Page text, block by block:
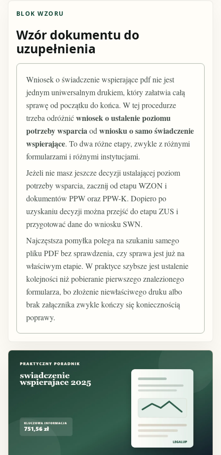
BLOK WZORU
Wzór dokumentu do
uzupełnienia
Wniosek o świadczenie wspierające pdf nie jest
jednym uniwersalnym drukiem, który załatwia całą
sprawę od początku do końca. W tej procedurze
trzeba odróżnićwniosek o ustalenie poziomu
potrzeby wsparciaodwniosku o samo świadczenie
wspierające. To dwa różne etapy, zwykle z różnymi
formularzami i różnymi instytucjami.
Jeżeli nie masz jeszcze decyzji ustalającej poziom
potrzeby wsparcia, zacznij od etapu WZON i
dokumentów PPW oraz PPW-K. Dopiero po
uzyskaniu decyzji można przejść do etapu ZUS i
przygotować dane do wniosku SWN.
Najczęstsza pomyłka polega na szukaniu samego
pliku PDF bez sprawdzenia, czy sprawa jest już na
właściwym etapie. W praktyce szybsze jest ustalenie
kolejności niż pobieranie pierwszego znalezionego
formularza, bo złożenie niewłaściwego druku albo
brak załącznika zwykle kończy się koniecznością
poprawy.